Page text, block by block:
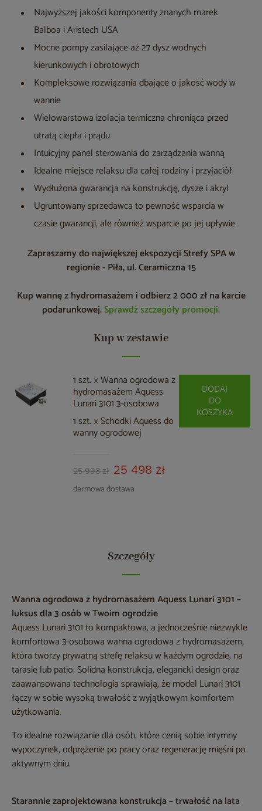
Najwyższej jakości komponenty znanych marek
Balboa i Aristech USA
Mocne pompy zasilające aż 27 dysz wodnych
kierunkowych i obrotowych
Kompleksowe rozwiązania dbające o jakość wody w
wannie
Wielowarstowa izolacja termiczna chroniąca przed
utratą ciepła i prądu
Intuicyjny panel sterowania do zarządzania wanną
Idealne miejsce relaksu dla całej rodziny i przyjaciół
Wydłużona gwarancja na konstrukcję, dysze i akryl
Ugruntowany sprzedawca to pewność wsparcia w
czasie gwarancji, ale również wsparcie po jej upływie
Zapraszamy do największej ekspozycji Strefy SPA w
regionie - Piła, ul. Ceramiczna 15
Kup wannę z hydromasażem i odbierz 2 000 zł na karcie
podarunkowej.Sprawdź szczegóły promocji.
Kup w zestawie
1 szt. × Wanna ogrodowa z
hydromasażem Aquess
Lunari 3101 3-osobowa
1 szt. × Schodki Aquess do
wanny ogrodowej
25 998 zł 25 498 zł
darmowa dostawa
DODAJ
DO
KOSZYKA
Szczegóły
Wanna ogrodowa z hydromasażem Aquess Lunari 3101 –
luksus dla 3 osób w Twoim ogrodzie
Aquess Lunari 3101 to kompaktowa, a jednocześnie niezwykle
komfortowa 3-osobowa wanna ogrodowa z hydromasażem,
która tworzy prywatną strefę relaksu w każdym ogrodzie, na
tarasie lub patio. Solidna konstrukcja, elegancki design oraz
zaawansowana technologia sprawiają, że model Lunari 3101
łączy w sobie wysoką trwałość z wyjątkowym komfortem
użytkowania.
To idealne rozwiązanie dla osób, które cenią sobie intymny
wypoczynek, odprężenie po pracy oraz regenerację mięśni po
aktywnym dniu.
Starannie zaprojektowana konstrukcja – trwałość na lata